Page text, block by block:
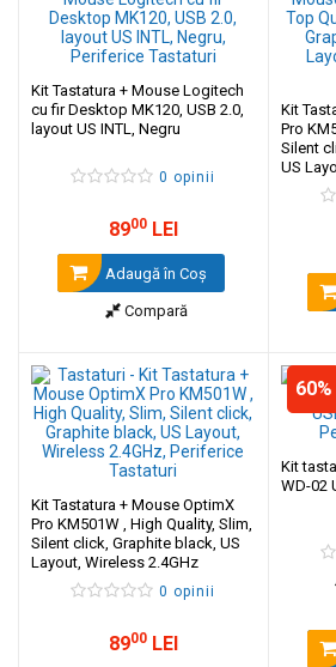
Kit Tastatura + Mouse Logitech
cu fir Desktop MK120, USB 2.0,
layout US INTL, Negru
0 opinii
8900LEI
Adaugă în Coş
Compară
Kit
Pro
Silent
US
Kit Tastatura + Mouse OptimX
Pro KM501W , High Quality, Slim,
Silent click, Graphite black, US
Layout, Wireless 2.4GHz
0 opinii
8900LEI
60%
Kit
WD-02